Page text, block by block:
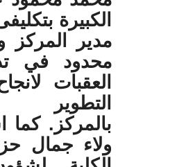
الكبيرة
مدير المركز
محدود في
العقبات
التطوير
بالمركز. كما
ولاء جمال